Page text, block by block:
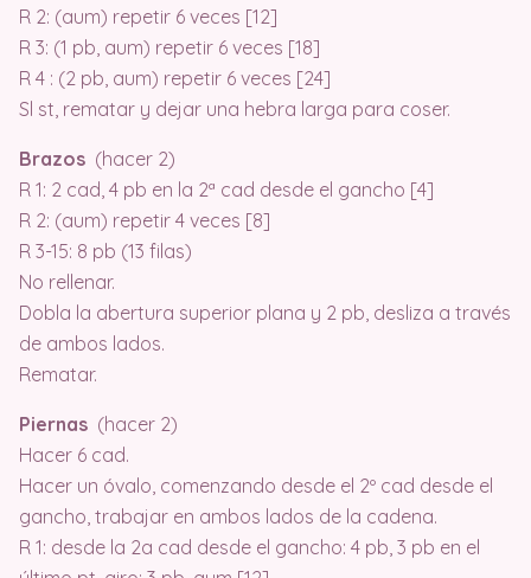
R 2: (aum) repetir 6 veces [12]
R 3: (1 pb, aum) repetir 6 veces [18]
R 4 : (2 pb, aum) repetir 6 veces [24]
Sl st, rematar y dejar una hebra larga para coser.
Brazos (hacer 2)
R 1: 2 cad, 4 pb en la 2ª cad desde el gancho [4]
R 2: (aum) repetir 4 veces [8]
R 3-15: 8 pb (13 filas)
No rellenar.
Dobla la abertura superior plana y 2 pb, desliza a través
de ambos lados.
Rematar.
Piernas (hacer 2)
Hacer 6 cad.
Hacer un óvalo, comenzando desde el 2º cad desde el
gancho, trabajar en ambos lados de la cadena.
R 1: desde la 2a cad desde el gancho: 4 pb, 3 pb en el